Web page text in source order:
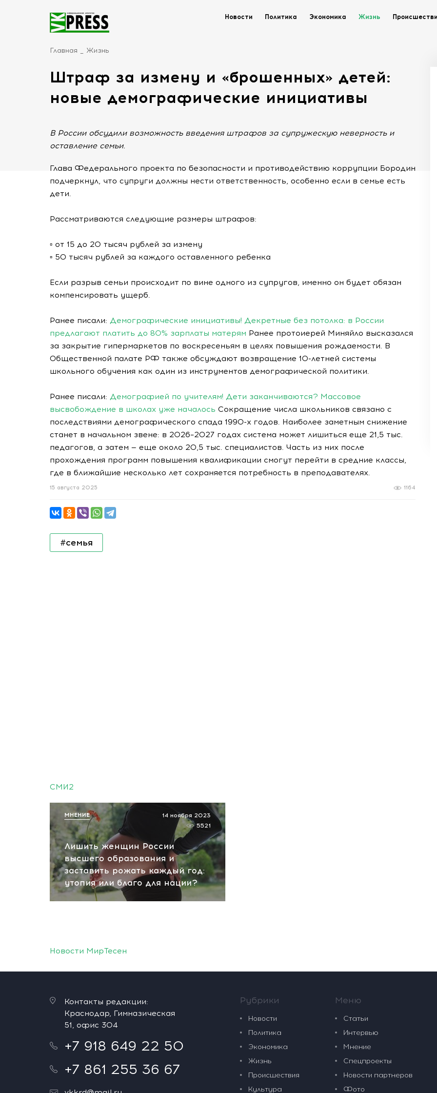
Новости Политика Экономика Жизнь
Главная Жизнь
Штраф за измену и «брошенных» детей:
новые демографические инициативы
В России обсудили возможность введения штрафов за супружескую неверность и
оставление семьи.
Глава Федерального проекта по безопасности и противодействию коррупции Бородин
подчеркнул, что супруги должны нести ответственность, особенно если в семье есть
дети.
Рассматриваются следующие размеры штрафов:
▫️ от 15 до 20 тысяч рублей за измену
▫️ 50 тысяч рублей за каждого оставленного ребенка
Если разрыв семьи происходит по вине одного из супругов, именно он будет обязан
компенсировать ущерб.
Ранее писали: Демографические инициативы! Декретные без потолка: в России
предлагают платить до 80% зарплаты матерям Ранее протоиерей Миняйло высказался
за закрытие гипермаркетов по воскресеньям в целях повышения рождаемости. В
Общественной палате РФ также обсуждают возвращение 10-летней системы
школьного обучения как один из инструментов демографической политики.
Ранее писали: Демографией по учителям! Дети заканчиваются? Массовое
высвобождение в школах уже началось Сокращение числа школьников связано с
последствиями демографического спада 1990-х годов. Наиболее заметным снижение
станет в начальном звене: в 2026–2027 годах система может лишиться еще 21,5 тыс.
педагогов, а затем — еще около 20,5 тыс. специалистов. Часть из них после
прохождения программ повышения квалификации смогут перейти в средние классы,
где в ближайшие несколько лет сохраняется потребность в преподавателях.
1164
15 августа 2025
#семья
СМИ2
Лишить женщин России
высшего образования и
заставить рожать каждый год:
утопия или благо для нации?
14 ноября 2023
5521
МНЕНИЕ
Новости МирТесен
Контакты редакции:
Краснодар, Гимназическая
51, офис 304
+7 918 649 22 50
+7 861 255 36 67
Рубрики
Новости
Политика
Экономика
Жизнь
Происшествия
Культура
Меню
Статьи
Интервью
Мнение
Спецпроекты
Новости партнеров
Фото